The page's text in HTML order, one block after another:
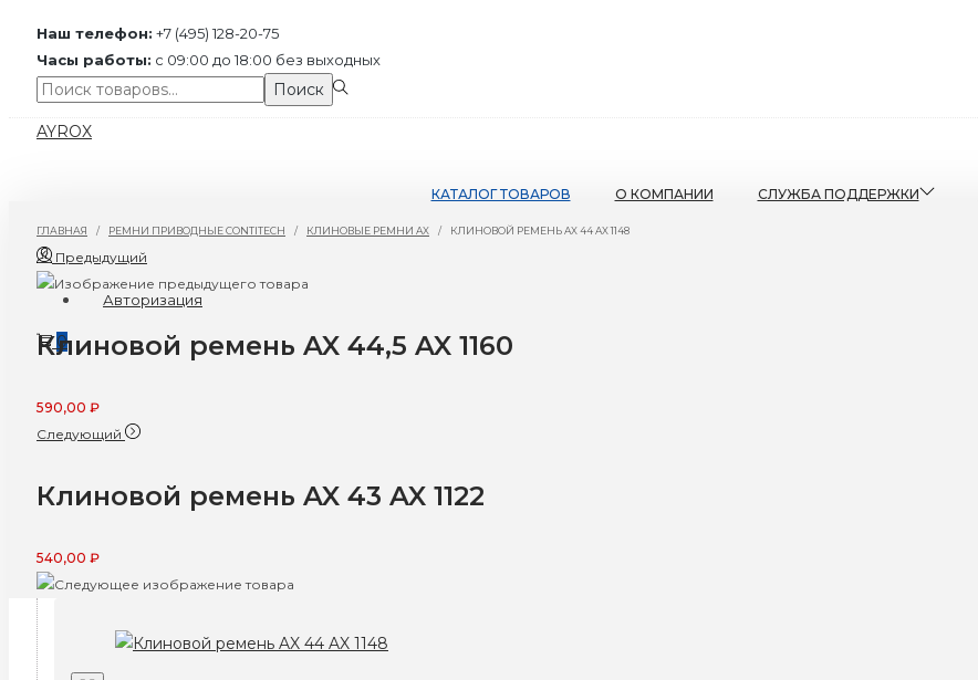
Наш телефон: +7 (495) 128-20-75
Часы работы: с 09:00 до 18:00 без выходных
Поиск:>
Поиск
Перейти
Перейти
AYROX
КАТАЛОГ ТОВАРОВ О КОМПАНИИ СЛУЖБА ПОДДЕРЖКИ
Авторизация
0
ГЛАВНАЯ / РЕМНИ ПРИВОДНЫЕ CONTITECH / КЛИНОВЫЕ РЕМНИ AX / КЛИНОВОЙ РЕМЕНЬ AX 44 AX 1148
Предыдущий
Клиновой ремень AX 44,5 AX 1160
590,00 ₽
Следующий
Клиновой ремень AX 43 AX 1122
540,00 ₽